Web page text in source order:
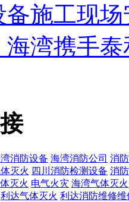
施工现
海湾携手
消防设备 海湾消防公司 消
灭火 四川消防检测设备 消
灭火 电气火灾 海湾气体灭
利达气体灭火 利达消防维修维